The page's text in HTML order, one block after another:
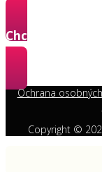
Chcem sa stať
z neho klientov »
Ochrana
Copyright ©